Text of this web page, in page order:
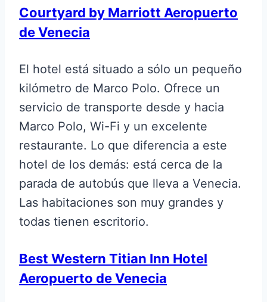
Courtyard by Marriott Aeropuerto
de Venecia
El hotel está situado a sólo un pequeño
kilómetro de Marco Polo. Ofrece un
servicio de transporte desde y hacia
Marco Polo, Wi-Fi y un excelente
restaurante. Lo que diferencia a este
hotel de los demás: está cerca de la
parada de autobús que lleva a Venecia.
Las habitaciones son muy grandes y
todas tienen escritorio.
Best Western Titian Inn Hotel
Aeropuerto de Venecia